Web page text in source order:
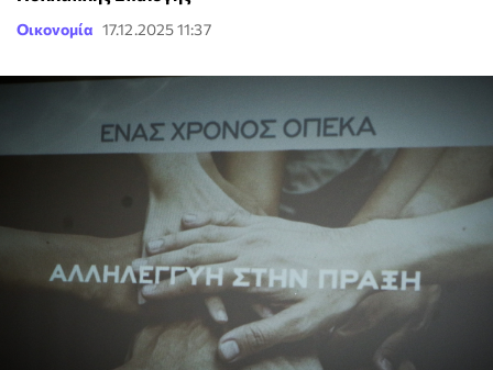
Οικονομία 17.12.2025 11:37